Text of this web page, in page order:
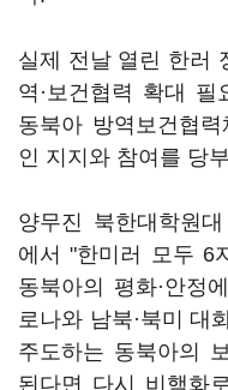
실제 전날 열린 한러
역·보건협력 확대
동북아 방역보건협
인 지지와 참여를 당
양무진 북한대학원
에서 "한미러 모두 6
동북아의 평화·안정
로나와 남북·북미 대
주도하는 동북아의
된다면 다시 비핵화